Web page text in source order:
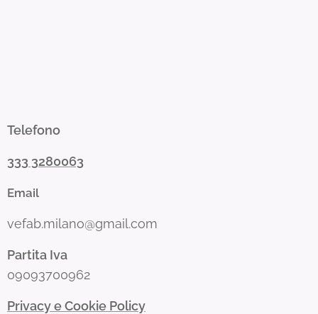
Telefono
333 3280063
Email
vefab.milano@gmail.com
Partita Iva
09093700962
Privacy e Cookie Policy